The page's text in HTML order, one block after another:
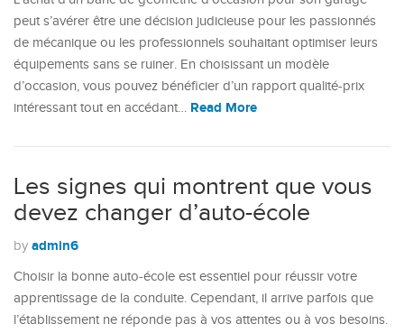
peut s’avérer être une décision judicieuse pour les passionnés
de mécanique ou les professionnels souhaitant optimiser leurs
équipements sans se ruiner. En choisissant un modèle
d’occasion, vous pouvez bénéficier d’un rapport qualité-prix
intéressant tout en accédant… Read More
Les signes qui montrent que vous
devez changer d’auto-école
by admin6
Choisir la bonne auto-école est essentiel pour réussir votre
apprentissage de la conduite. Cependant, il arrive parfois que
l’établissement ne réponde pas à vos attentes ou à vos besoins.